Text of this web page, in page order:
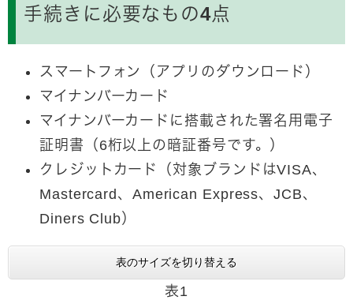
手続きに必要なもの4点
スマートフォン（アプリのダウンロード）
マイナンバーカード
マイナンバーカードに搭載された署名用電子
証明書 （6桁以上の暗証番号です。）
クレジットカード
（対象ブランドはVISA、
Mastercard、American Express、JCB、
Diners Club）
表のサイズを切り替える
表1